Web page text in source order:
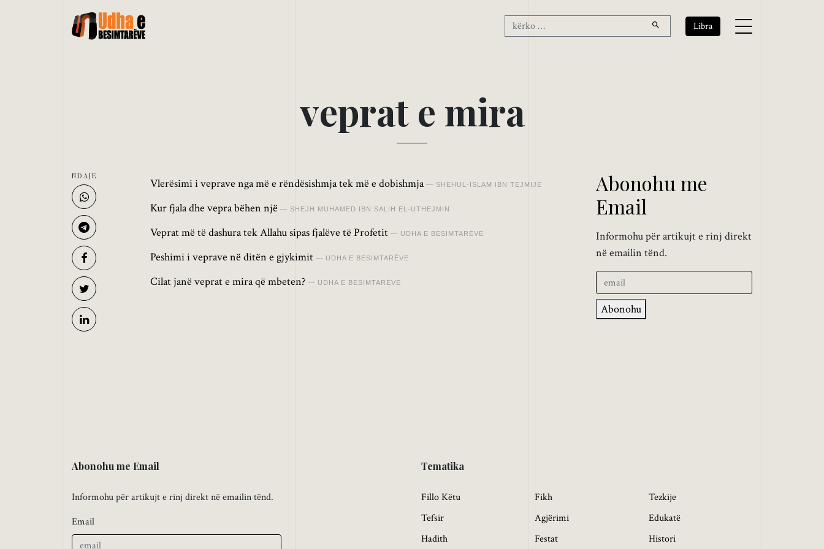
Libra
veprat e mira
Vlerësimi i veprave nga më e rëndësishmja tek më e dobishmja SHEHUL-ISLAM IBN TEJMIJE
Kur fjala dhe vepra bëhen një SHEJH MUHAMED IBN SALIH EL-UTHEJMIN
Veprat më të dashura tek Allahu sipas fjalëve të Profetit UDHA E BESIMTARËVE
Peshimi i veprave në ditën e gjykimit UDHA E BESIMTARËVE
Cilat janë veprat e mira që mbeten? UDHA E BESIMTARËVE
NDAJE
Abonohu me
Email
Informohu për artikujt e rinj direkt
në emailin tënd.
Abonohu
Abonohu me Email
Informohu për artikujt e rinj direkt në emailin tënd.
Email
Tematika
Fillo Këtu
Tefsir
Hadith
Fikh
Agjërimi
Festat
Tezkije
Edukatë
Histori